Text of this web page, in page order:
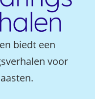
biedt een
voor